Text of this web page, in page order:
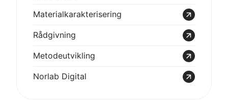
Material­karakterisering
Rådgivning
Metode­utvikling
Norlab Digital